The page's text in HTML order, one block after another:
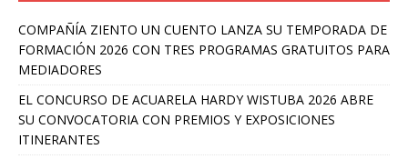
COMPAÑÍA ZIENTO UN CUENTO LANZA SU TEMPORADA DE
FORMACIÓN 2026 CON TRES PROGRAMAS GRATUITOS PARA
MEDIADORES
EL CONCURSO DE ACUARELA HARDY WISTUBA 2026 ABRE
SU CONVOCATORIA CON PREMIOS Y EXPOSICIONES
ITINERANTES